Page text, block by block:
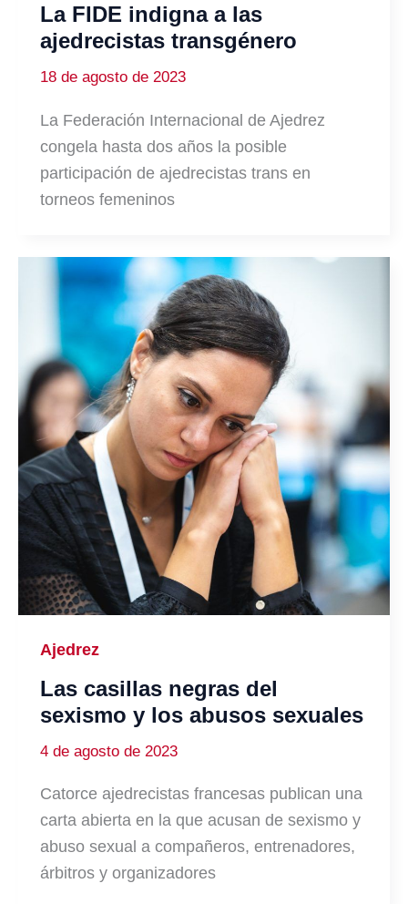
La FIDE indigna a las
ajedrecistas transgénero
18 de agosto de 2023
La Federación Internacional de Ajedrez
congela hasta dos años la posible
participación de ajedrecistas trans en
torneos femeninos
Ajedrez
Las casillas negras del
sexismo y los abusos sexuales
4 de agosto de 2023
Catorce ajedrecistas francesas publican una
carta abierta en la que acusan de sexismo y
abuso sexual a compañeros, entrenadores,
árbitros y organizadores